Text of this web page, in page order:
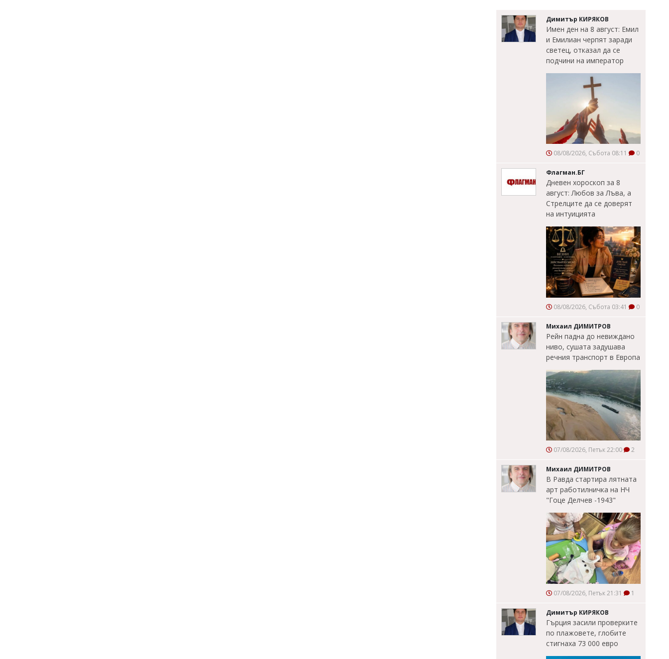
Димитър КИРЯКОВ
Имен ден на 8 август: Емил
и Емилиан черпят заради
светец, отказал да се
подчини на император
08/08/2026, Събота 08:11 0
Флагман.БГ
Дневен хороскоп за 8
август: Любов за Лъва, а
Стрелците да се доверят
на интуицията
08/08/2026, Събота 03:41 0
Михаил ДИМИТРОВ
Рейн падна до невиждано
ниво, сушата задушава
речния транспорт в Европа
07/08/2026, Петък 22:00 2
Михаил ДИМИТРОВ
В Равда стартира лятната
арт работилничка на НЧ
"Гоце Делчев -1943"
07/08/2026, Петък 21:31 1
Димитър КИРЯКОВ
Гърция засили проверките
по плажовете, глобите
стигнаха 73 000 евро